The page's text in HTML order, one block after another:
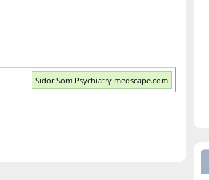
Sidor Som Psychiatry.medscape.com